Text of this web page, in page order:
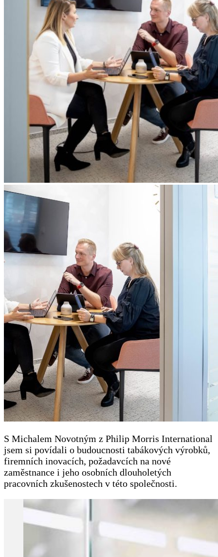
S Michalem Novotným z Philip Morris International
jsem si povídali o budoucnosti tabákových výrobků,
firemních inovacích, požadavcích na nové
zaměstnance i jeho osobních dlouholetých
pracovních zkušenostech v této společnosti.